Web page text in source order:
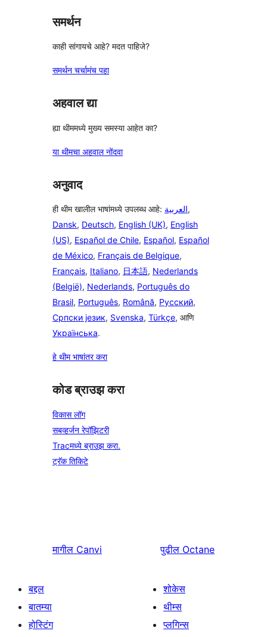
समर्थन
काही सांगायचे आहे? मदत पाहिजे?
समर्थन चर्चामंच पहा
अहवाल द्या
ह्या थीममध्ये मुख्य समस्या आहेत का?
या थीमचा अहवाल नोंदवा
अनुवाद
ही थीम खालील भाषांमध्ये उपलब्ध आहे: العربية,
Dansk, Deutsch, English (UK), English
(US), Español de Chile, Español, Español
de México, Français de Belgique,
Français, Italiano, 日本語, Nederlands
(België), Nederlands, Português do
Brasil, Português, Română, Русский,
Српски језик, Svenska, Türkçe, आणि
Українська.
हे थीम भाषांतर करा
कोड ब्राउझ करा
विकास लॉग
सबव्हर्जन रेपॉझिटरी
Tracमध्ये ब्राउझ करा.
ट्रॅक तिकिटे
मागील Canvi पुढील Octane
बद्दल
बातम्या
होस्टिंग
शोकेस
थीम्स
प्लगिन्स